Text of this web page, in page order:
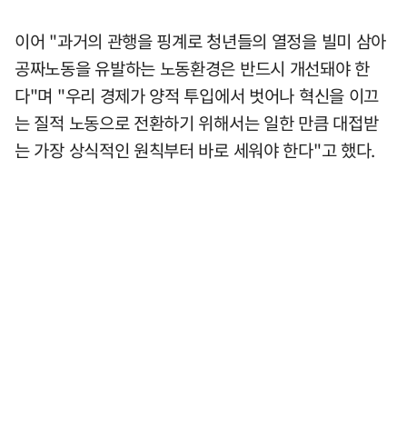
이어 "과거의 관행을 핑계로 청년들의 열정을 빌미 삼아
공짜노동을 유발하는 노동환경은 반드시 개선돼야 한
다"며 "우리 경제가 양적 투입에서 벗어나 혁신을 이끄
는 질적 노동으로 전환하기 위해서는 일한 만큼 대접받
는 가장 상식적인 원칙부터 바로 세워야 한다"고 했다.